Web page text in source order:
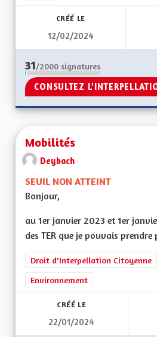
CRÉÉ LE
12/02/2024
31/2000 signatures
CONSULTEZ
Mobilités
Deybach
SEUIL NON ATTEINT
Bonjour,
au 1er janvier 2023 et 1er
des TER que je pouvais prendre
Droit d'Interpellation Citoyenne
Environnement
CRÉÉ LE
22/01/2024